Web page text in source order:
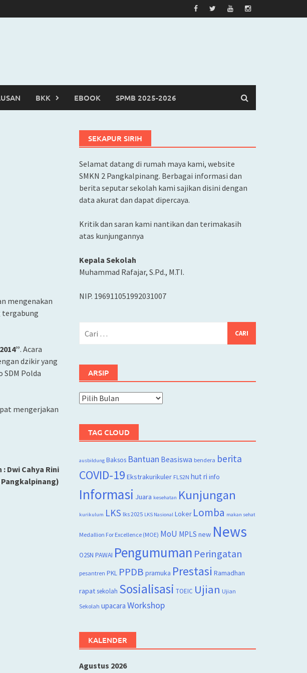
BKK EBOOK SPMB 2025-2026
mengenakan
tergabung
. Acara
dzikir yang
Polda
mengerjakan
Dwi Cahya Rini
Pangkalpinang)
SEKAPUR SIRIH
Selamat datang di rumah maya kami, website
SMKN 2 Pangkalpinang. Berbagai informasi dan
berita seputar sekolah kami sajikan disini dengan
data akurat dan dapat dipercaya.
Kritik dan saran kami nantikan dan terimakasih
atas kunjungannya
Kepala Sekolah
Muhammad Rafajar, S.Pd., M.TI.
NIP. 196911051992031007
ARSIP
Arsip
TAG CLOUD
ausbildung Baksos Bantuan Beasiswa bendera berita
COVID-19 Ekstrakurikuler FLS2N hut ri info
Informasi Juara kesehatan Kunjungan
kurikulum LKS lks 2025 LKS Nasional Loker Lomba makan sehat
Medallion For Excellence (MOE) MoU MPLS new News
O2SN PAWAI Pengumuman Peringatan
pesantren PKL PPDB pramuka Prestasi Ramadhan
rapatsekolah Sosialisasi TOEIC Ujian Ujian
Sekolah upacara Workshop
KALENDER
Agustus 2026